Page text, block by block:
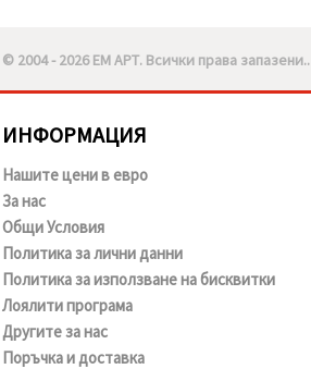
© 2004 - 2026 ЕМ АРТ. Всички права запазени..
ИНФОРМАЦИЯ
Нашите цени в евро
За нас
Общи Условия
Политика за лични данни
Политика за използване на бисквитки
Лоялити програма
Другите за нас
Поръчка и доставка